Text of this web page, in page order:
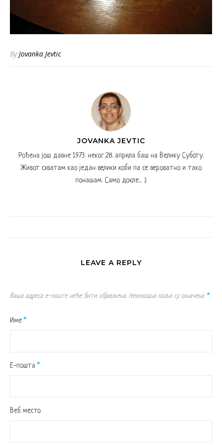
ByJovanka Jevtic
JOVANKA JEVTIC
Рођена још давне 1973. неког 28. априла баш на Велику Суботу.
Живот схватам као један велики хоби па се вероватно и тако
понашам. Само докле... :)
LEAVE A REPLY
Ваша адреса е-поште неће бити објављена. Неопходна поља су означена *
Име *
Е-пошта *
Веб место